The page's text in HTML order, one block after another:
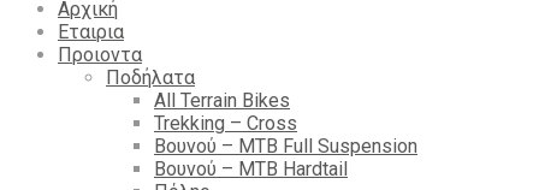
Αρχική
Εταιρια
Προιοντα
Ποδήλατα
All Terrain Bikes
Trekking – Cross
Βουνού – MTB Full Suspension
Βουνού – MTB Hardtail